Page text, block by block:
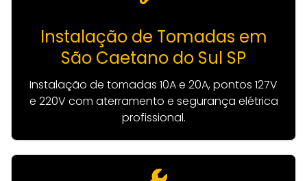
Instalação de Tomadas em
São Caetano do Sul SP
Instalação de tomadas 10A e 20A, pontos 127V
e 220V com aterramento e segurança elétrica
profissional.